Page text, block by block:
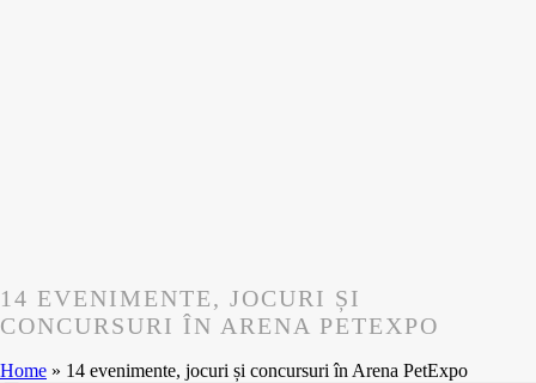
14 EVENIMENTE, JOCURI ȘI
CONCURSURI ÎN ARENA PETEXPO
Home » 14 evenimente, jocuri și concursuri în Arena PetExpo